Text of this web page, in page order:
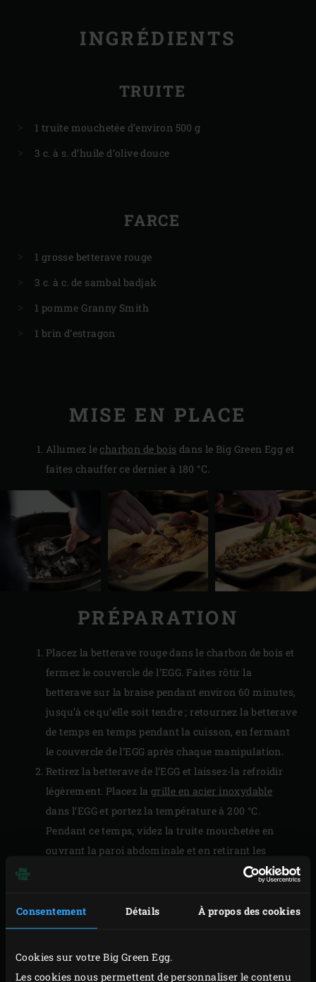
Consentement Détails À propos des cookies
Cookies sur votre Big Green Egg.
Les cookies nous permettent de personnaliser le contenu
INGRÉDIENTS
TRUITE
1 truite mouchetée d’environ 500 g
3 c. à s. d’huile d’olive douce
FARCE
1 grosse betterave rouge
3 c. à c. de sambal badjak
1 pomme Granny Smith
1 brin d’estragon
MISE EN PLACE
Allumez lecharbon de bois dans le Big Green Egg et
faites chauffer ce dernier à 180 °C.
PRÉPARATION
Placez la betterave rouge dans le charbon de bois et
fermez le couvercle de l’EGG. Faites rôtir la
betterave sur la braise pendant environ 60 minutes,
jusqu’à ce qu’elle soit tendre ; retournez la betterave
de temps en temps pendant la cuisson, en fermant
le couvercle de l’EGG après chaque manipulation.
Retirez la betterave de l’EGG et laissez-la refroidir
légèrement. Placez la grille en acier inoxydable
dans l’EGG et portez la température à 200 °C.
Pendant ce temps, videz la truite mouchetée en
ouvrant la paroi abdominale et en retirant les
intestins. Coupez l’arête ventrale des deux côtés et
la queue des deux côtés entre les arêtes et la chair
du poisson ; ne coupez pas la peau. Retirez ou